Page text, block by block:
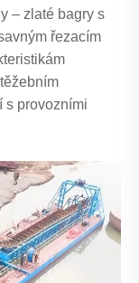
– zlaté bagry s
řezacím
s provozními